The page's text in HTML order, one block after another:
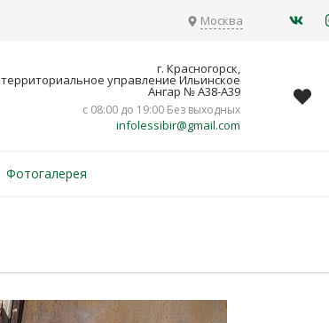
Москва
г. Красногорск,
территориальное управление Ильинское
Ангар № А38-А39
с 08:00 до 19:00 Без выходных
infolessibir@gmail.com
Фотогалерея